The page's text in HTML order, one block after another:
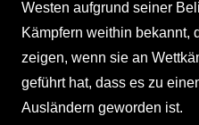
Westen aufgrund seiner
Kämpfern weithin bekannt,
zeigen, wenn sie an
geführt hat, dass es zu
Ausländern geworden ist.